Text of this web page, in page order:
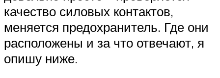
качество силовых контактов,
меняется предохранитель. Где они
расположены и за что отвечают, я
опишу ниже.